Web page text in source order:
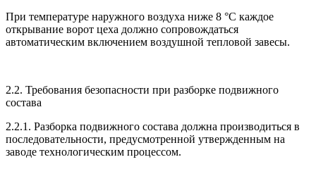
При температуре наружного воздуха ниже 8 °C каждое
открывание ворот цеха должно сопровождаться
автоматическим включением воздушной тепловой завесы.
2.2. Требования безопасности при разборке подвижного
состава
2.2.1. Разборка подвижного состава должна производиться в
последовательности, предусмотренной утвержденным на
заводе технологическим процессом.